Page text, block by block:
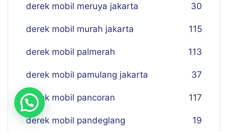
derek mobil meruya jakarta 30
derek mobil murah jakarta 115
derek mobil palmerah 113
derek mobil pamulang jakarta 37
derek mobil pancoran 117
derek mobil pandeglang 19